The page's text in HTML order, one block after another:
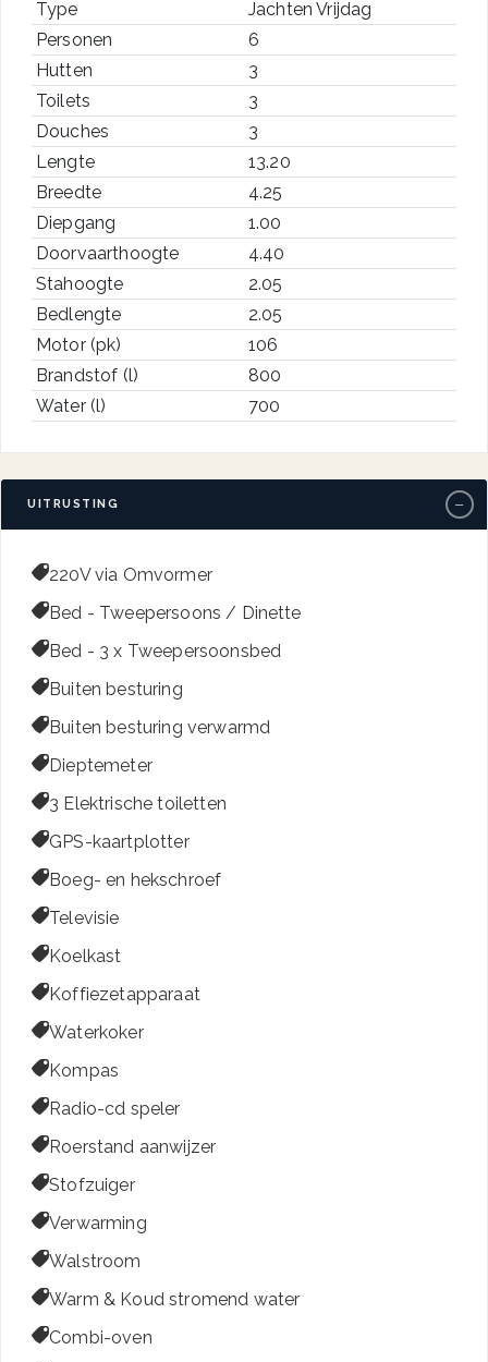
Type
Jachten Vrijdag
Personen
6
Hutten
3
Toilets
3
Douches
3
Lengte
13.20
Breedte
4.25
Diepgang
1.00
Doorvaarthoogte
4.40
Stahoogte
2.05
Bedlengte
2.05
Motor (pk)
106
Brandstof (l)
800
Water (l)
700
UITRUSTING −
220V via Omvormer
Bed - Tweepersoons / Dinette
Bed - 3 x Tweepersoonsbed
Buiten besturing
Buiten besturing verwarmd
Dieptemeter
3 Elektrische toiletten
GPS-kaartplotter
Boeg- en hekschroef
Televisie
Koelkast
Koffiezetapparaat
Waterkoker
Kompas
Radio-cd speler
Roerstand aanwijzer
Stofzuiger
Verwarming
Walstroom
Warm & Koud stromend water
Combi-oven